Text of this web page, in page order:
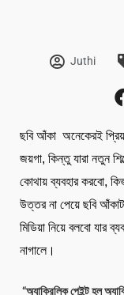
Juthi
ছবি আঁকা অনেকেরই
জয়গা, কিন্তু যারা নতুন
কোথায় ব্যবহার করবো,
উত্তর না পেয়ে ছবি
মিডিয়া নিয়ে বলবো যার
নাগালে।
“অ্যাক্রিলিক পেইন্ট হল